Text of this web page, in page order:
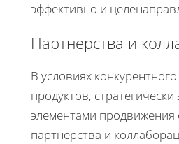
эффективно и
Партнерства и
В условиях
продуктов,
элементами продвижения
партнерства и